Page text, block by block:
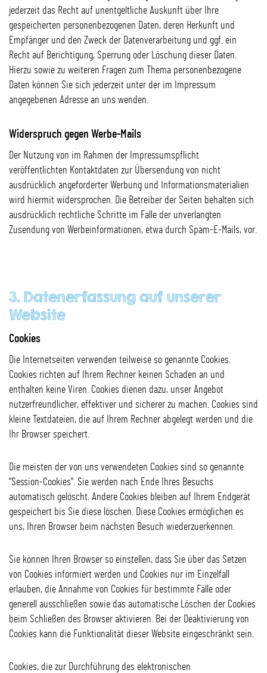
jederzeit das Recht auf unentgeltliche Auskunft über Ihre
gespeicherten personenbezogenen Daten, deren Herkunft und
Empfänger und den Zweck der Datenverarbeitung und ggf. ein
Recht auf Berichtigung, Sperrung oder Löschung dieser Daten.
Hierzu sowie zu weiteren Fragen zum Thema personenbezogene
Daten können Sie sich jederzeit unter der im Impressum
angegebenen Adresse an uns wenden.
Widerspruch gegen Werbe-Mails
Der Nutzung von im Rahmen der Impressumspflicht
veröffentlichten Kontaktdaten zur Übersendung von nicht
ausdrücklich angeforderter Werbung und Informationsmaterialien
wird hiermit widersprochen. Die Betreiber der Seiten behalten sich
ausdrücklich rechtliche Schritte im Falle der unverlangten
Zusendung von Werbeinformationen, etwa durch Spam-E-Mails, vor.
3. Datenerfassung auf unserer
Website
Cookies
Die Internetseiten verwenden teilweise so genannte Cookies.
Cookies richten auf Ihrem Rechner keinen Schaden an und
enthalten keine Viren. Cookies dienen dazu, unser Angebot
nutzerfreundlicher, effektiver und sicherer zu machen. Cookies sind
kleine Textdateien, die auf Ihrem Rechner abgelegt werden und die
Ihr Browser speichert.
Die meisten der von uns verwendeten Cookies sind so genannte
“Session-Cookies”. Sie werden nach Ende Ihres Besuchs
automatisch gelöscht. Andere Cookies bleiben auf Ihrem Endgerät
gespeichert bis Sie diese löschen. Diese Cookies ermöglichen es
uns, Ihren Browser beim nächsten Besuch wiederzuerkennen.
Sie können Ihren Browser so einstellen, dass Sie über das Setzen
von Cookies informiert werden und Cookies nur im Einzelfall
erlauben, die Annahme von Cookies für bestimmte Fälle oder
generell ausschließen sowie das automatische Löschen der Cookies
beim Schließen des Browser aktivieren. Bei der Deaktivierung von
Cookies kann die Funktionalität dieser Website eingeschränkt sein.
Cookies, die zur Durchführung des elektronischen